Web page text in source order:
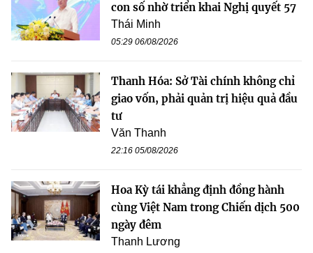
con số nhờ triển khai Nghị quyết 57
Thái Minh
05:29 06/08/2026
Thanh Hóa: Sở Tài chính không chỉ
giao vốn, phải quản trị hiệu quả đầu
tư
Văn Thanh
22:16 05/08/2026
Hoa Kỳ tái khẳng định đồng hành
cùng Việt Nam trong Chiến dịch 500
ngày đêm
Thanh Lương